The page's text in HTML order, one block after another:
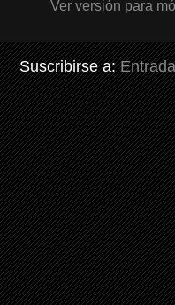
Ver versión para
Suscribirse a: